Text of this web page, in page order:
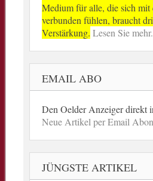
Medium für alle, die sich mit
verbunden fühlen, braucht
Verstärkung. Lesen Sie
EMAIL ABO
Den Oelder Anzeiger direkt
Neue Artikel per Email
JÜNGSTE ARTIKEL